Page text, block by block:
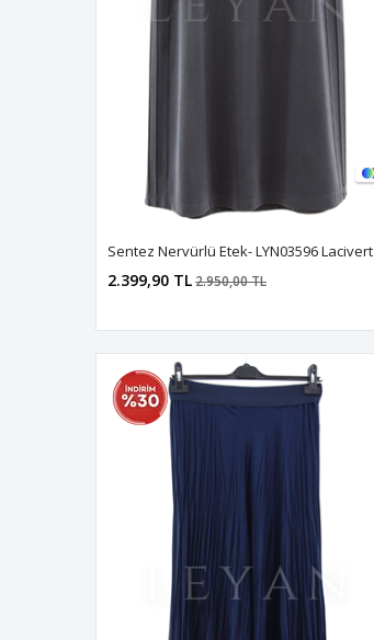
Sentez Nervürlü Etek- LYN03596 Lacivert
2.399,90 TL2.950,00 TL